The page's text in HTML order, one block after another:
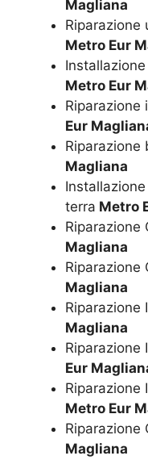
Magliana
Riparazione
Metro Eur
Metro Eur
Riparazione
Eur
Riparazione
Magliana
terra Metro
Riparazione
Magliana
Riparazione
Magliana
Riparazione
Magliana
Riparazione
Eur
Riparazione
Metro Eur
Riparazione
Magliana